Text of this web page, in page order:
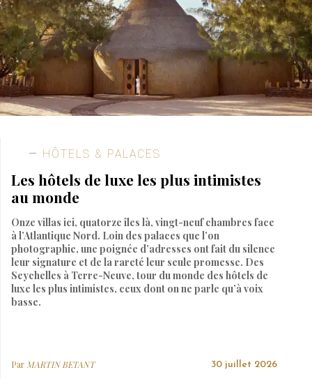
HÔTELS & PALACES
Les hôtels de luxe les plus intimistes
au monde
Onze villas ici, quatorze îles là, vingt-neuf chambres face
à l’Atlantique Nord. Loin des palaces que l’on
photographie, une poignée d’adresses ont fait du silence
leur signature et de la rareté leur seule promesse. Des
Seychelles à Terre-Neuve, tour du monde des hôtels de
luxe les plus intimistes, ceux dont on ne parle qu’à voix
basse.
ParMARTIN BETANT 30 juillet 2026